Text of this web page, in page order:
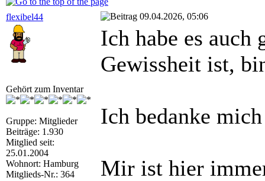
flexibel44 09.04.2026, 05:06
Gehört zum Inventar
Gruppe: Mitglieder
Beiträge: 1.930
Mitglied seit:
25.01.2004
Wohnort: Hamburg
Mitglieds-Nr.: 364
Ich habe es auch
Gewissheit ist,
Ich bedanke
Mir ist hier